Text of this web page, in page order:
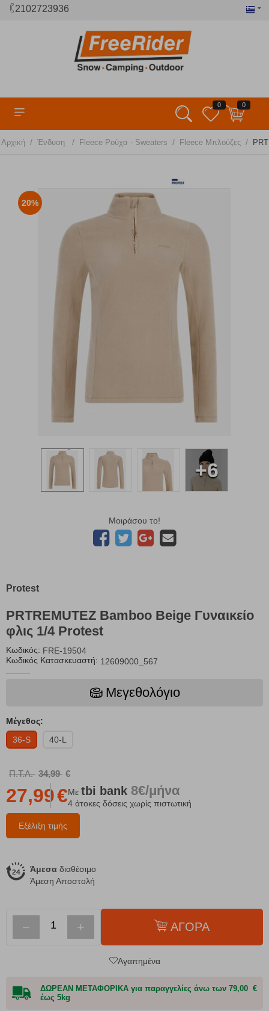
2102723936
0 0
Αρχική / Ένδυση / Fleece Ρούχα - Sweaters / Fleece Μπλούζες /
20%
+6
Μοιράσου το!
Protest
PRTREMUTEZ Bamboo Beige Γυναικείο
φλις 1/4 Protest
Κωδικός: FRE-19504
Κωδικός Κατασκευαστή: 12609000_567
Μεγεθολόγιο
Μέγεθος:
36-S
40-L
Π.Τ.Λ. 34,99 €
Εξέλιξη τιμής
27,99€Με tbi bank 8€/μήνα
4 άτοκες δόσεις χωρίς πιστωτική
Άμεσα διαθέσιμο
Άμεση Αποστολή
− + ΑΓΟΡΑ
Αγαπημένα
ΔΩΡΕΑΝ ΜΕΤΑΦΟΡΙΚΑ για παραγγελίες άνω των 79,00 €
έως 5kg